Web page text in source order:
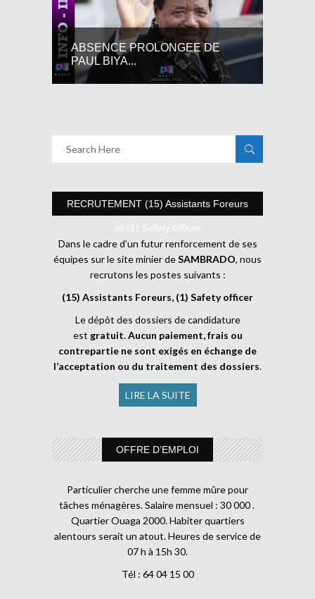
ABSENCE PROLONGEE DE
PAUL BIYA...
RECRUTEMENT (15) Assistants Foreurs
et (1) Safety officer
Dans le cadre d’un futur renforcement de ses
équipes sur le site minier deSAMBRADO, nous
recrutons les postes suivants :
(15) Assistants Foreurs, (1) Safety officer
Le dépôt des dossiers de candidature
est gratuit.Aucun paiement, frais ou
contrepartie ne sont exigés en échange de
l’acceptation ou du traitement des dossiers.
LIRE LA SUITE
OFFRE D’EMPLOI
Particulier cherche une femme mûre pour
tâches ménagères. Salaire mensuel : 30 000 .
Quartier Ouaga 2000. Habiter quartiers
alentours serait un atout. Heures de service de
07 h à 15h 30.
Tél : 64 04 15 00